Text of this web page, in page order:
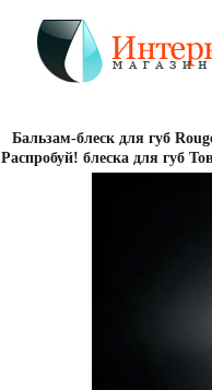
Бальзам-блеск для губ
Распробуй! блеска для губ